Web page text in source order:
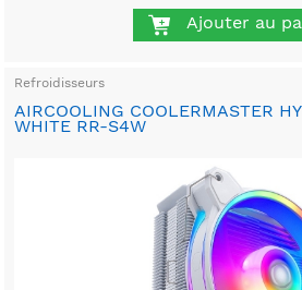
Ajouter au
Refroidisseurs
AIRCOOLING COOLERMASTER
WHITE RR-S4W